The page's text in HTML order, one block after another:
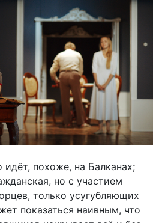
идёт, похоже, на Балканах;
но с участием
только усугубляющих
показаться наивным, что